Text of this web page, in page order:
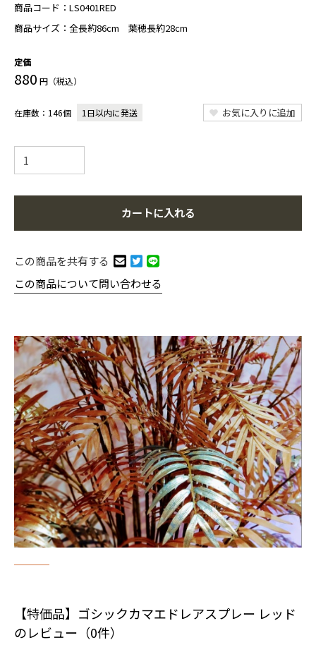
商品コード： LS0401RED
商品サイズ： 全長約86cm 葉穂長約28cm
定価
880 円（税込）
在庫数：146個 1日以内に発送 お気に入りに追加
カートに入れる
この商品を共有する
この商品について問い合わせる
【特価品】ゴシックカマエドレアスプレー レッド
のレビュー（0件）